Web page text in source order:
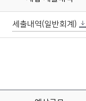
세출내역(일반회계)